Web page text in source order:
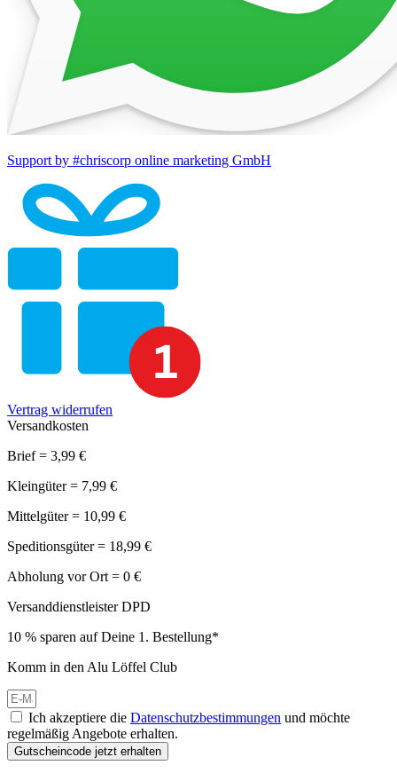
Support by #chriscorp online marketing GmbH
Vertrag widerrufen
Versandkosten
Brief = 3,99 €
Kleingüter = 7,99 €
Mittelgüter = 10,99 €
Speditionsgüter = 18,99 €
Abholung vor Ort = 0 €
Versanddienstleister DPD
10 % sparen auf Deine 1. Bestellung*
Komm in den Alu Löffel Club
Ich akzeptiere die Datenschutzbestimmungen und möchte
regelmäßig Angebote erhalten.
Gutscheincode jetzt erhalten